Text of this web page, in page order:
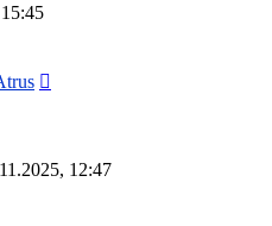
12:47